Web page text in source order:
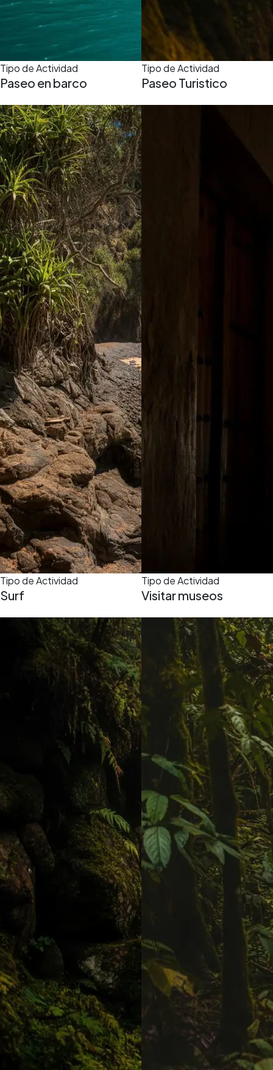
Tipo de Actividad
Paseo en barco
Tipo de Actividad
Paseo Turistico
Tipo de Actividad
Surf
Tipo de Actividad
Visitar museos